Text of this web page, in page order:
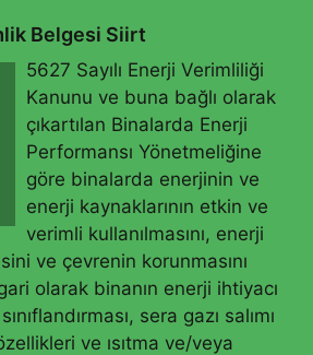
Belgesi Siirt
5627 Sayılı Enerji Verimliliği
Kanunu ve buna bağlı olarak
çıkartılan Binalarda Enerji
Performansı Yönetmeliğine
göre binalarda enerjinin ve
enerji kaynaklarının etkin ve
verimli kullanılmasını, enerji
ve çevrenin korunmasını
olarak binanın enerji ihtiyacı
sera gazı salımı
ve ısıtma ve/veya